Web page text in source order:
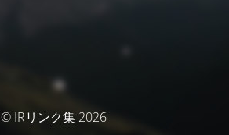
© IRリンク集 2026